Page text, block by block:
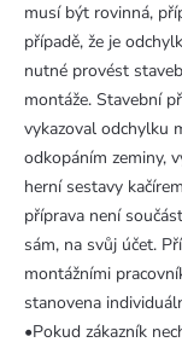
musí být rovinná,
případě, že je
nutné provést
montáže. Stavební
vykazoval odchylku
odkopáním zeminy,
herní sestavy
příprava není
sám, na svůj účet.
montážními
stanovena
•Pokud zákazník